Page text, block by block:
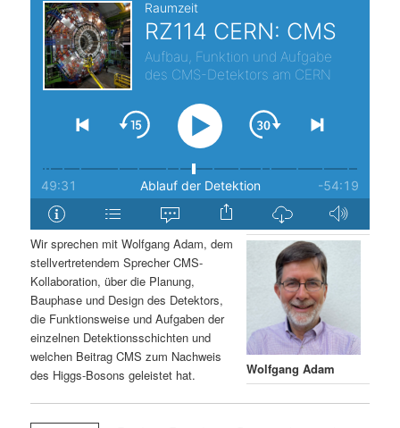
s
p
n
g
e
n
l
t
r
i
n
g
e
Wolfgang Adam
Wir sprechen mit Wolfgang Adam, dem
stellvertretendem Sprecher CMS-
Kollaboration, über die Planung,
Bauphase und Design des Detektors,
die Funktionsweise und Aufgaben der
einzelnen Detektionsschichten und
welchen Beitrag CMS zum Nachweis
des Higgs-Bosons geleistet hat.